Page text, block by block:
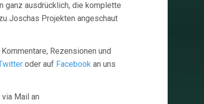
ganz ausdrücklich, die komplette
Joschas Projekten angeschaut
Rezensionen und
oder auf Facebook an uns
Mail an